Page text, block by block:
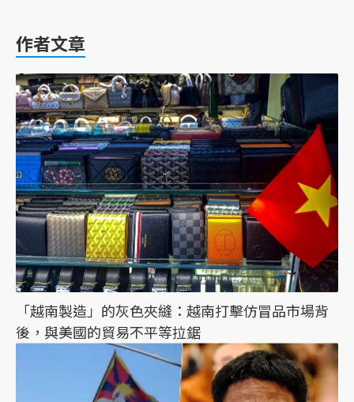
作者文章
「越南製造」的灰色夾縫：越南打擊仿冒品市場背
後，與美國的貿易不平等拉鋸